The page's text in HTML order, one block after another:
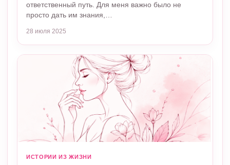
ответственный путь. Для меня важно было не
просто дать им знания,…
28 июля 2025
ИСТОРИИ ИЗ ЖИЗНИ